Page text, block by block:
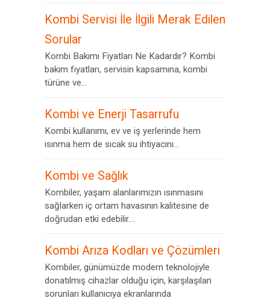
Kombi Servisi İle İlgili Merak Edilen
Sorular
Kombi Bakımı Fiyatları Ne Kadardır? Kombi
bakım fiyatları, servisin kapsamına, kombi
türüne ve...
Kombi ve Enerji Tasarrufu
Kombi kullanımı, ev ve iş yerlerinde hem
ısınma hem de sıcak su ihtiyacını...
Kombi ve Sağlık
Kombiler, yaşam alanlarımızın ısınmasını
sağlarken iç ortam havasının kalitesine de
doğrudan etki edebilir....
Kombi Arıza Kodları ve Çözümleri
Kombiler, günümüzde modern teknolojiyle
donatılmış cihazlar olduğu için, karşılaşılan
sorunları kullanıcıya ekranlarında